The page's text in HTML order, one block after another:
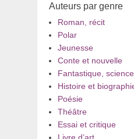
Auteurs par genre
Roman, récit
Polar
Jeunesse
Conte et nouvelle
Fantastique,
Histoire et
Poésie
Théâtre
Essai et critique